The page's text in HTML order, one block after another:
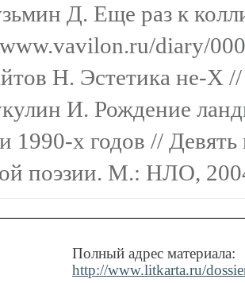
Д. Еще раз к
diary/
Н. Эстетика не-Х
И. Рождение
1990-х годов //
поэзии. М.: НЛО,
Полный адрес материала:
http://www.litkarta.ru/